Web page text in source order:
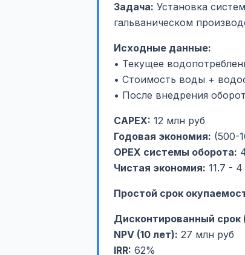
Задача: Установка
гальваническом
Исходные данные:
• Текущее
• Стоимость воды +
• После внедрения
CAPEX:
Годовая экономия:
OPEX системы оборота:
Чистая экономия: 11.7 -
Простой срок
Дисконтированный срок
NPV (10 лет):
IRR: 62%